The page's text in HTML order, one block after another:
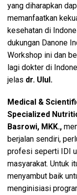
yang diharapkan
memanfaatkan
kesehatan di
dukungan Danone
Workshop ini dan
lagi dokter di
jelas dr. Ulul.
Medical &
Specialized
Basrowi, MKK.,
berjalan sendiri,
profesi seperti IDI
masyarakat. Untuk
menyambut baik
menginisiasi